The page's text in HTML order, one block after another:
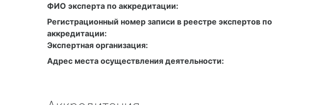
ФИО эксперта по аккредитации:
Регистрационный номер записи в реестре экспертов по
аккредитации:
Экспертная организация:
Адрес места осуществления деятельности: